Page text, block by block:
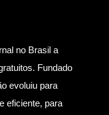
no Brasil a
Fundado
evoluiu para
eficiente, para